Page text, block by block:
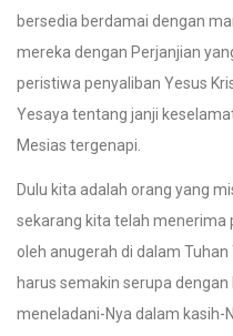
bersedia berdamai dengan
mereka dengan Perjanjian
peristiwa penyaliban Yesus
Yesaya tentang janji
Mesias tergenapi.
Dulu kita adalah orang yang
sekarang kita telah menerima
oleh anugerah di dalam
harus semakin serupa
meneladani-Nya dalam kasih-